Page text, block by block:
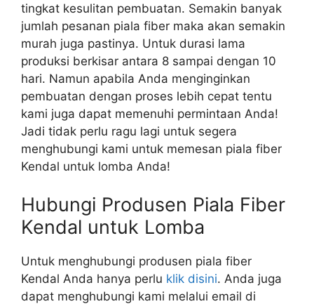
tingkat kesulitan pembuatan. Semakin banyak
jumlah pesanan piala fiber maka akan semakin
murah juga pastinya. Untuk durasi lama
produksi berkisar antara 8 sampai dengan 10
hari. Namun apabila Anda menginginkan
pembuatan dengan proses lebih cepat tentu
kami juga dapat memenuhi permintaan Anda!
Jadi tidak perlu ragu lagi untuk segera
menghubungi kami untuk memesan piala fiber
Kendal untuk lomba Anda!
Hubungi Produsen Piala Fiber
Kendal untuk Lomba
Untuk menghubungi produsen piala fiber
Kendal Anda hanya perlu klik disini. Anda juga
dapat menghubungi kami melalui email di